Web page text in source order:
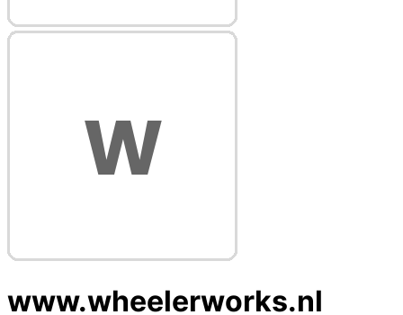
www.wheelerworks.nl